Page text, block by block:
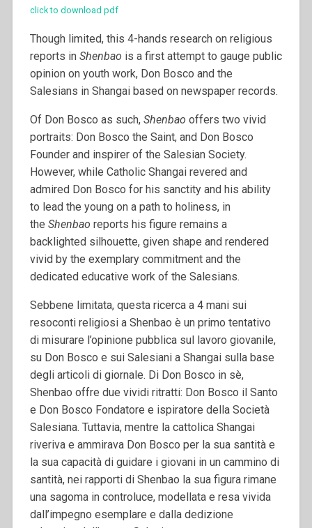
click to download pdf
Though limited, this 4-hands research on religious
reports in Shenbao is a first attempt to gauge public
opinion on youth work, Don Bosco and the
Salesians in Shangai based on newspaper records.
Of Don Bosco as such, Shenbao offers two vivid
portraits: Don Bosco the Saint, and Don Bosco
Founder and inspirer of the Salesian Society.
However, while Catholic Shangai revered and
admired Don Bosco for his sanctity and his ability
to lead the young on a path to holiness, in
the Shenbao reports his figure remains a
backlighted silhouette, given shape and rendered
vivid by the exemplary commitment and the
dedicated educative work of the Salesians.
Sebbene limitata, questa ricerca a 4 mani sui
resoconti religiosi a Shenbao è un primo tentativo
di misurare l’opinione pubblica sul lavoro giovanile,
su Don Bosco e sui Salesiani a Shangai sulla base
degli articoli di giornale. Di Don Bosco in sè,
Shenbao offre due vividi ritratti: Don Bosco il Santo
e Don Bosco Fondatore e ispiratore della Società
Salesiana. Tuttavia, mentre la cattolica Shangai
riveriva e ammirava Don Bosco per la sua santità e
la sua capacità di guidare i giovani in un cammino di
santità, nei rapporti di Shenbao la sua figura rimane
una sagoma in controluce, modellata e resa vivida
dall’impegno esemplare e dalla dedizione